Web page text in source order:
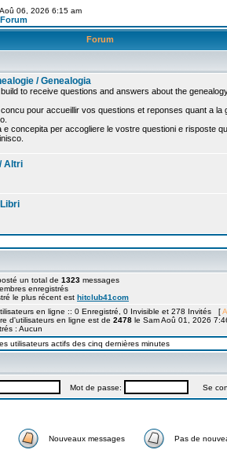
06, 2026 6:15 am
Forum
/ Genealogia
to receive questions and answers about the
pour accueillir vos questions et reponses quant a la
e concepita per accogliere le vostre questioni e risposte
Altri
un total de 1323 messages
enregistrés
le plus récent est hitclub41com
en ligne :: 0 Enregistré, 0 Invisible et 278 Invités [
d'utilisateurs en ligne est de 2478 le Sam Aoû 01, 2026
: Aucun
utilisateurs actifs des cinq dernières minutes
Mot de passe: Se
Nouveaux messages Pas de